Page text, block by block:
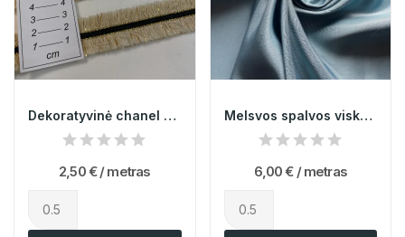
Dekoratyvinė chanel kutų juostelė...
2,50 € / metras
Melsvos spalvos viskozinis pamušalas
6,00 € / metras